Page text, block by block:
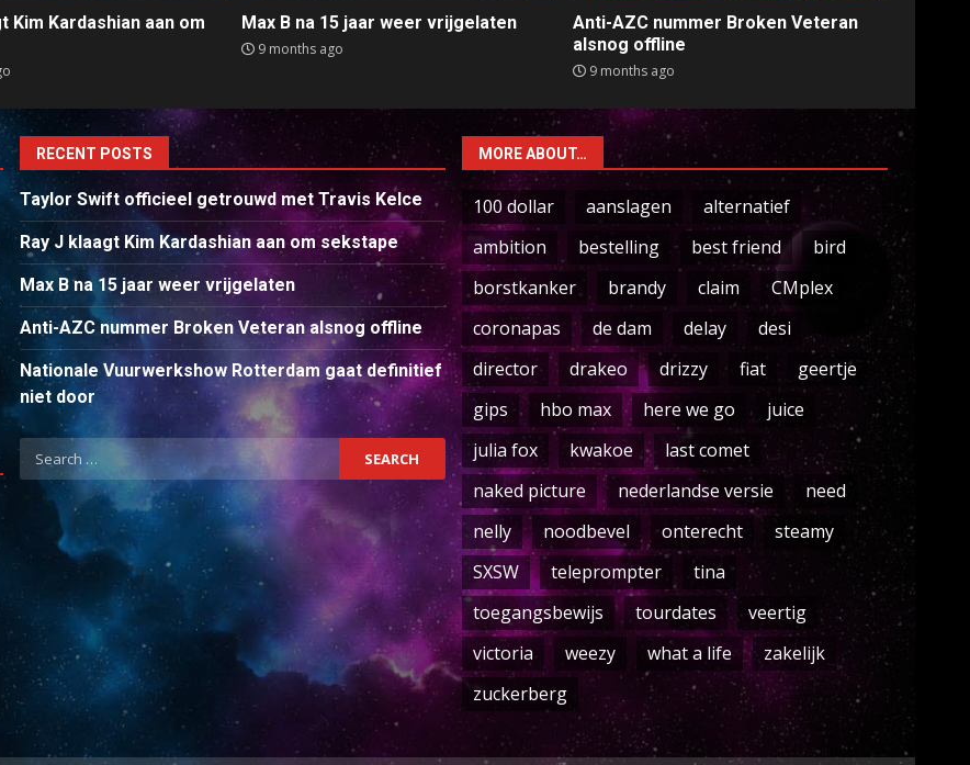
Kim Kardashian aan om
Max B na 15 jaar weer vrijgelaten
9 months ago
Anti-AZC nummer Broken Veteran
alsnog offline
9 months ago
RECENT POSTS
Taylor Swift officieel getrouwd met Travis Kelce
Ray J klaagt Kim Kardashian aan om sekstape
Max B na 15 jaar weer vrijgelaten
Anti-AZC nummer Broken Veteran alsnog offline
Nationale Vuurwerkshow Rotterdam gaat definitief
niet door
Search
for:
MORE ABOUT…
100 dollar aanslagen
alternatief
ambition
bestelling best friend
bird
borstkanker
brandy claim
CMplex
coronapas
de dam delay
desi
director
drakeo drizzy fiat
geertje
gips
hbo max here we go
juice
julia fox
kwakoe
last comet
naked picture
nederlandse versie
need
nelly
noodbevel onterecht
steamy
SXSW
teleprompter
tina
toegangsbewijs
tourdates
veertig
victoria
weezy what a life
zakelijk
zuckerberg